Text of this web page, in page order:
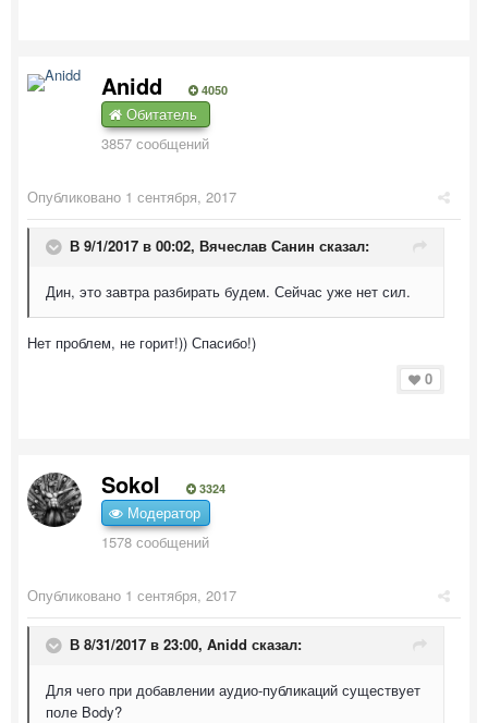
Anidd 4050
Обитатель
3857 сообщений
Опубликовано 1 сентября, 2017
В 9/1/2017 в 00:02, Вячеслав Санин сказал:
Дин, это завтра разбирать будем. Сейчас уже нет сил.
Нет проблем, не горит!)) Спасибо!)
0
Sokol 3324
Модератор
1578 сообщений
Опубликовано 1 сентября, 2017
В 8/31/2017 в 23:00, Anidd сказал:
Для чего при добавлении аудио-публикаций существует
поле Body?